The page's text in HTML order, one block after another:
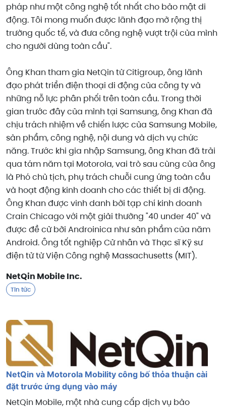
pháp như một công nghệ tốt nhất cho bảo mật di
động. Tôi mong muốn được lãnh đạo mở rộng thị
trường quốc tế, và đưa công nghệ vượt trội của mình
cho người dùng toàn cầu".
Ông Khan tham gia NetQin từ Citigroup, ông lãnh
đạo phát triển điện thoại di động của công ty và
những nỗ lực phân phối trên toàn cầu. Trong thời
gian trước đây của mình tại Samsung, ông Khan đã
chịu trách nhiệm về chiến lược của Samsung Mobile,
sản phẩm, công nghệ, nội dung và dịch vụ chức
năng. Trước khi gia nhập Samsung, ông Khan đã trải
qua tám năm tại Motorola, vai trò sau cùng của ông
là Phó chủ tịch, phụ trách chuỗi cung ứng toàn cầu
và hoạt động kinh doanh cho các thiết bị di động.
Ông Khan được vinh danh bởi tạp chí kinh doanh
Crain Chicago với một giải thưởng "40 under 40" và
được đề cử bởi Androinica như sản phẩm của năm
Android. Ông tốt nghiệp Cử nhân và Thạc sĩ Kỹ sư
điện tử từ Viện Công nghệ Massachusetts (MIT).
NetQin Mobile Inc.
Tin tức
NetQin và Motorola Mobility công bố thỏa thuận cài
đặt trước ứng dụng vào máy
NetQin Mobile, một nhà cung cấp dịch vụ bảo